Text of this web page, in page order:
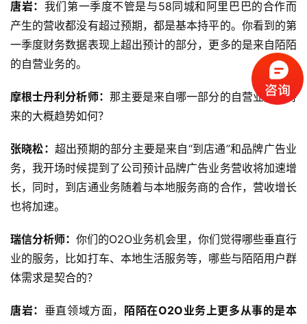
全
考
察
开
课
标
杆
洞
察
标
杆
内
训
唐岩： 我们第一季度不管是与58同城和阿里巴巴的合作而
产生的营收都没有超过预期，都是基本持平的。你看到的第
一季度财务数据表现上超出预计的部分，更多的是来自陌陌
的自营业务的。
摩根士丹利分析师： 那主要是来自哪一部分的自营业务？将
来的大概趋势如何？
张晓松： 超出预期的部分主要是来自“到店通”和品牌广告业
务，我开场时候提到了公司预计品牌广告业务营收将加速增
长，同时，到店通业务随着与本地服务商的合作，营收增长
也将加速。
瑞信分析师： 你们的O2O业务机会里，你们觉得哪些垂直行
业的服务，比如打车、本地生活服务等，哪些与陌陌用户群
体需求是契合的？
唐岩： 垂直领域方面， 陌陌在O2O业务上更多从事的是本